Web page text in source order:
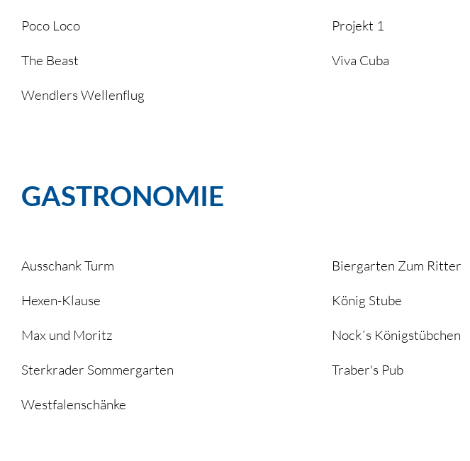
Poco Loco Projekt 1
The Beast Viva Cuba
Wendlers Wellenflug
GASTRONOMIE
Ausschank Turm Biergarten Zum Ritter
Hexen-Klause König Stube
Max und Moritz Nock´s Königstübchen
Sterkrader Sommergarten Traber's Pub
Westfalenschänke